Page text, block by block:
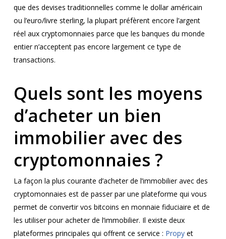
que des devises traditionnelles comme le dollar américain
ou l’euro/livre sterling, la plupart préfèrent encore l’argent
réel aux cryptomonnaies parce que les banques du monde
entier n’acceptent pas encore largement ce type de
transactions.
Quels sont les moyens
d’acheter un bien
immobilier avec des
cryptomonnaies ?
La façon la plus courante d’acheter de l’immobilier avec des
cryptomonnaies est de passer par une plateforme qui vous
permet de convertir vos bitcoins en monnaie fiduciaire et de
les utiliser pour acheter de l’immobilier. Il existe deux
plateformes principales qui offrent ce service : Propyet